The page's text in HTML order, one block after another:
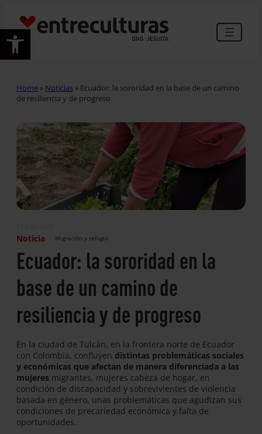
Abrir barra de herramientas
Home » Noticias » Ecuador: la sororidad en la base de un camino
de resiliencia y de progreso
Noticia Migración y refugio
Ecuador: la sororidad en la
base de un camino de
resiliencia y de progreso
En la ciudad de Tulcán, en la frontera norte de Ecuador
con Colombia, confluyen distintas problemáticas sociales
y económicas que afectan de manera diferenciada a las
mujeres migrantes, mujeres cabeza de hogar, en
condición de discapacidad y sobrevivientes de violencia
basada en género, unas problemáticas que agudizan sus
condiciones de precariedad económica y falta de
oportunidades.